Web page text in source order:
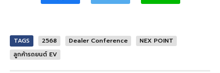
TAGS 2568 Dealer Conference
NEX POINT
ลูกค้ารถยนต์ EV